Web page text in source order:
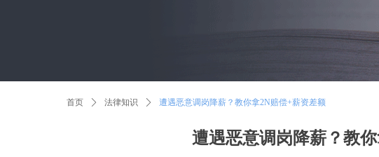
遭遇恶意调岗降薪？教
首页 ꄲ 法律知识 ꄲ 遭遇恶意调岗降薪？教你拿2N赔偿+薪资差额